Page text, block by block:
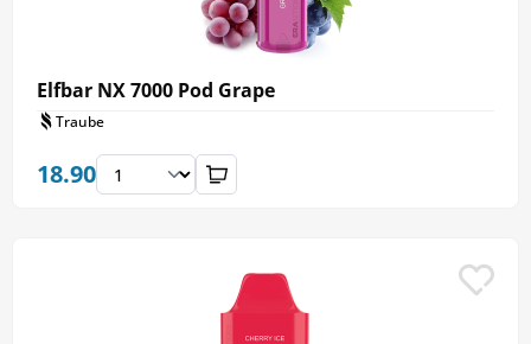
Elfbar NX 7000 Pod Grape
Traube
18.90